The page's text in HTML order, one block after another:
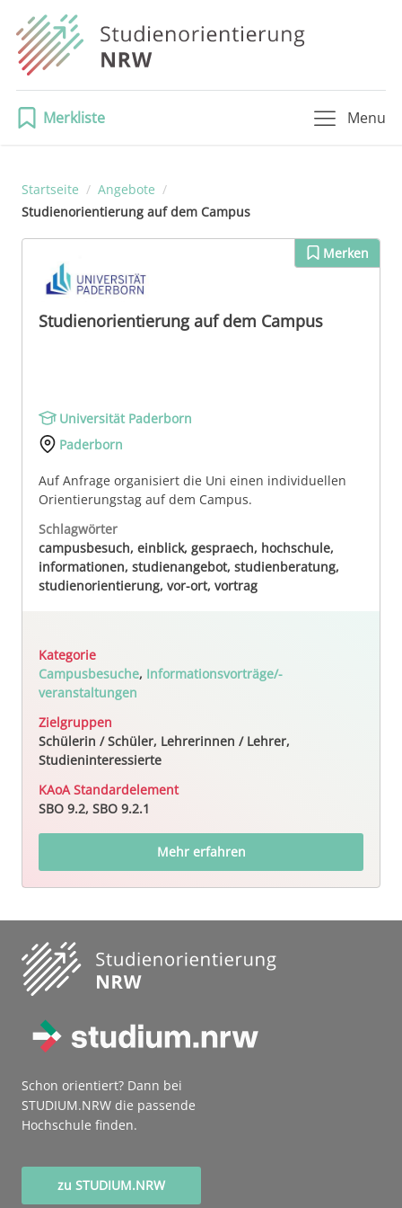
Merkliste Menu
Startseite / Angebote /
Studienorientierung auf dem Campus
Merken
Studienorientierung auf dem Campus
Universität Paderborn
Paderborn
Auf Anfrage organisiert die Uni einen individuellen
Orientierungstag auf dem Campus.
Schlagwörter
campusbesuch, einblick, gespraech, hochschule,
informationen, studienangebot, studienberatung,
studienorientierung, vor-ort, vortrag
Kategorie
Campusbesuche, Informationsvorträge/-
veranstaltungen
Zielgruppen
Schülerin / Schüler, Lehrerinnen / Lehrer,
Studieninteressierte
KAoA Standardelement
SBO 9.2, SBO 9.2.1
Mehr erfahren
Schon orientiert? Dann bei
STUDIUM.NRW die passende
Hochschule finden.
zu STUDIUM.NRW